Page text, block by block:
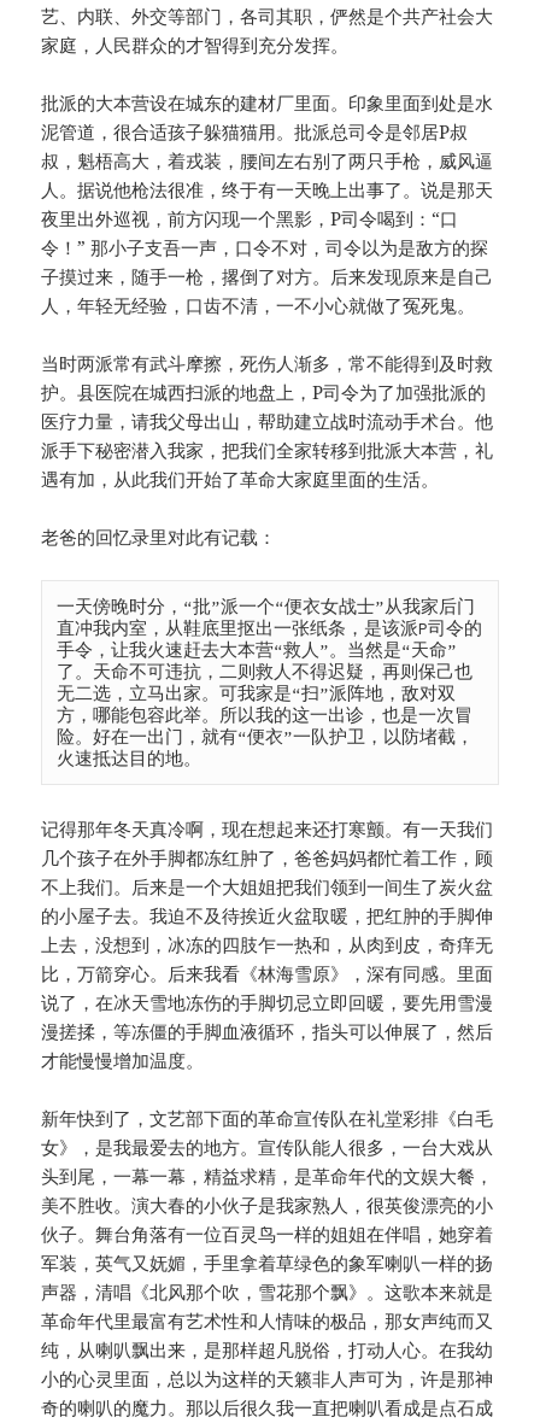
艺、内联、外交等部门，各司其职，俨然是个共产社会大
家庭，人民群众的才智得到充分发挥。
批派的大本营设在城东的建材厂里面。印象里面到处是水
泥管道，很合适孩子躲猫猫用。批派总司令是邻居P叔
叔，魁梧高大，着戎装，腰间左右别了两只手枪，威风逼
人。据说他枪法很准，终于有一天晚上出事了。说是那天
夜里出外巡视，前方闪现一个黑影，P司令喝到：“口
令！” 那小子支吾一声，口令不对，司令以为是敌方的探
子摸过来，随手一枪，撂倒了对方。后来发现原来是自己
人，年轻无经验，口齿不清，一不小心就做了冤死鬼。
当时两派常有武斗摩擦，死伤人渐多，常不能得到及时救
护。县医院在城西扫派的地盘上，P司令为了加强批派的
医疗力量，请我父母出山，帮助建立战时流动手术台。他
派手下秘密潜入我家，把我们全家转移到批派大本营，礼
遇有加，从此我们开始了革命大家庭里面的生活。
老爸的回忆录里对此有记载：
一天傍晚时分，“批”派一个“便衣女战士”从我家后门
直冲我内室，从鞋底里抠出一张纸条，是该派P司令的
手令，让我火速赶去大本营“救人”。当然是“天命”
了。天命不可违抗，二则救人不得迟疑，再则保己也
无二选，立马出家。可我家是“扫”派阵地，敌对双
方，哪能包容此举。所以我的这一出诊，也是一次冒
险。好在一出门，就有“便衣”一队护卫，以防堵截，
火速抵达目的地。
记得那年冬天真冷啊，现在想起来还打寒颤。有一天我们
几个孩子在外手脚都冻红肿了，爸爸妈妈都忙着工作，顾
不上我们。后来是一个大姐姐把我们领到一间生了炭火盆
的小屋子去。我迫不及待挨近火盆取暖，把红肿的手脚伸
上去，没想到，冰冻的四肢乍一热和，从肉到皮，奇痒无
比，万箭穿心。后来我看《林海雪原》，深有同感。里面
说了，在冰天雪地冻伤的手脚切忌立即回暖，要先用雪漫
漫搓揉，等冻僵的手脚血液循环，指头可以伸展了，然后
才能慢慢增加温度。
新年快到了，文艺部下面的革命宣传队在礼堂彩排《白毛
女》，是我最爱去的地方。宣传队能人很多，一台大戏从
头到尾，一幕一幕，精益求精，是革命年代的文娱大餐，
美不胜收。演大春的小伙子是我家熟人，很英俊漂亮的小
伙子。舞台角落有一位百灵鸟一样的姐姐在伴唱，她穿着
军装，英气又妩媚，手里拿着草绿色的象军喇叭一样的扬
声器，清唱《北风那个吹，雪花那个飘》。这歌本来就是
革命年代里最富有艺术性和人情味的极品，那女声纯而又
纯，从喇叭飘出来，是那样超凡脱俗，打动人心。在我幼
小的心灵里面，总以为这样的天籁非人声可为，许是那神
奇的喇叭的魔力。那以后很久我一直把喇叭看成是点石成